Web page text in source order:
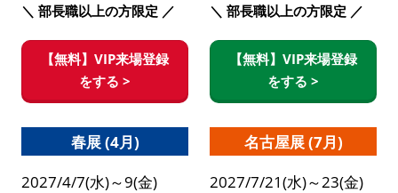
＼ 部長職以上の方限定 ／
【無料】VIP来場登録
をする >
＼ 部長職以上の方限定 ／
【無料】VIP来場登録
をする >
春展 (4月)
2027/4/7(水)～9(金)
名古屋展 (7月)
2027/7/21(水)～23(金)